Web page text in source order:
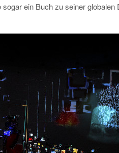
ein Buch zu seiner globalen